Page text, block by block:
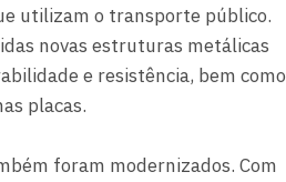
utilizam o transporte público.
novas estruturas metálicas
e resistência, bem como
placas.
foram modernizados. Com